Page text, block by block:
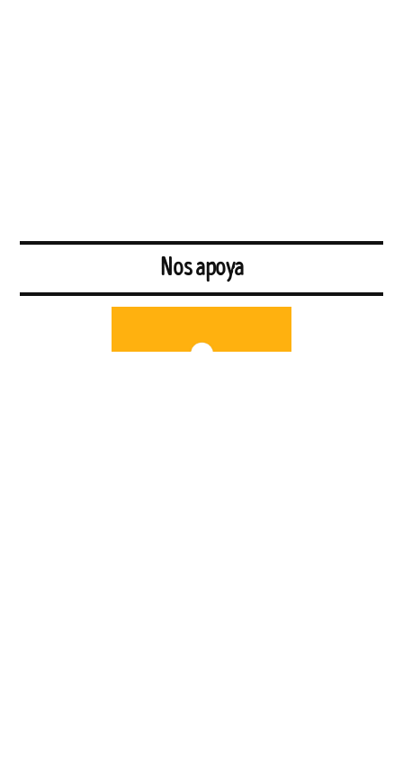
Nos apoya